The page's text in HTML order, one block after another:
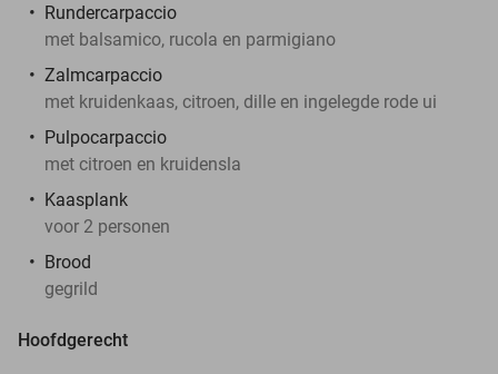
Rundercarpaccio
met balsamico, rucola en parmigiano
Zalmcarpaccio
met kruidenkaas, citroen, dille en ingelegde rode ui
Pulpocarpaccio
met citroen en kruidensla
Kaasplank
voor 2 personen
Brood
gegrild
Hoofdgerecht